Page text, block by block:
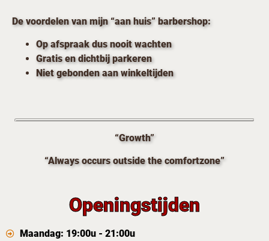
De voordelen van mijn “aan huis” barbershop:
Op afspraak dus nooit wachten
Gratis en dichtbij parkeren
Niet gebonden aan winkeltijden
“Growth”
“Always occurs outside the comfortzone”
Openingstijden
Maandag: 19:00u - 21:00u